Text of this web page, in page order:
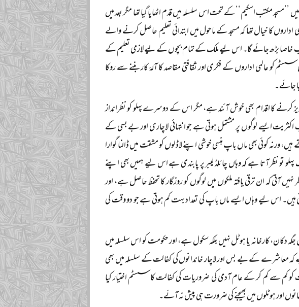
مکتب اسکیم‘‘ کے تحت اس سلسلہ میں قدم اٹھایا گیا تھا مگر بعد میں
اداروں کا خیال تھا کہ مسجد کے ماحول میں ابتدائی تعلیم حاصل کرنے والے
خاصا بڑھ جائے گا۔ اس لیے ملک کے تمام بچوں کے لیے لازمی تعلیم کے
عالمی اداروں کے فکری اور ثقافتی مقاصد کا آلۂ کار بننے سے روکا
جائے۔
کا اقدام بھی خوش آئند ہے، مگر اس کے دوسرے پہلو کو نظرانداز
اکثریت ایسے لوگوں پر مشتمل ہوتی ہے جو انتہائی لاچاری اور بے بسی کے
ورنہ کوئی بھی ماں باپ ہنسی خوشی اپنے لاڈلوں کو مشقت میں ڈالنا گوارا
تو نظر آتا ہے کہ وہاں چائلڈ لیبر پر پابندی ہے اس لیے ہمیں بھی اپنے
آتی کہ ان ترقی یافتہ ملکوں میں لوگوں کو روزگار کا تحفظ حاصل ہے، اور
ہیں۔ اس لیے وہاں ایسے ماں باپ کی تعداد بہت کم ہوتی ہے جو دو وقت کی
جگہ دکان، کارخانہ یا ہوٹل نہیں بلکہ سکول ہے، اور حکومت کو اس سلسلہ میں
معاشرے کے بے بس اور لاچار خاندانوں کی کفالت کے سلسلہ میں بھی
کم سے کم کر کے عام آدمی کی ضروریات کی کفالت کا سسٹم اختیار کیا
اور ہوٹلوں میں بھیجنے کی ضرورت ہی پیش نہ آئے۔